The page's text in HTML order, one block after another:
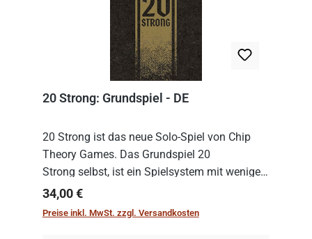
20 Strong: Grundspiel - DE
20 Strong ist das neue Solo-Spiel von Chip
Theory Games. Das Grundspiel 20
Strong selbst, ist ein Spielsystem mit wenigen,
einfachen Regeln. Um es zu spielen, muss es
immer mit einem Themenset ergänzt werden.
Regulärer Preis:
34,00 €
Preise inkl. MwSt. zzgl. Versandkosten